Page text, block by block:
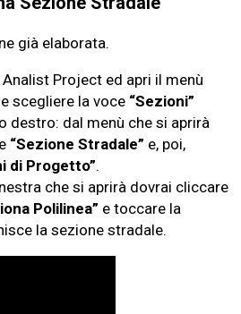
già elaborata.
Project ed apri il menù
scegliere la voce “Sezioni”
destro: dal menù che si aprirà
“Sezione Stradale” e, poi,
di Progetto”.
che si aprirà dovrai cliccare
Polilinea” e toccare la
la sezione stradale.